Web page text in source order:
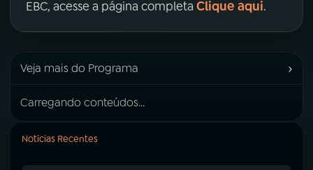
EBC, acesse a página completa Clique aqui.
Veja mais do Programa ›
Carregando conteúdos...
Notícias Recentes